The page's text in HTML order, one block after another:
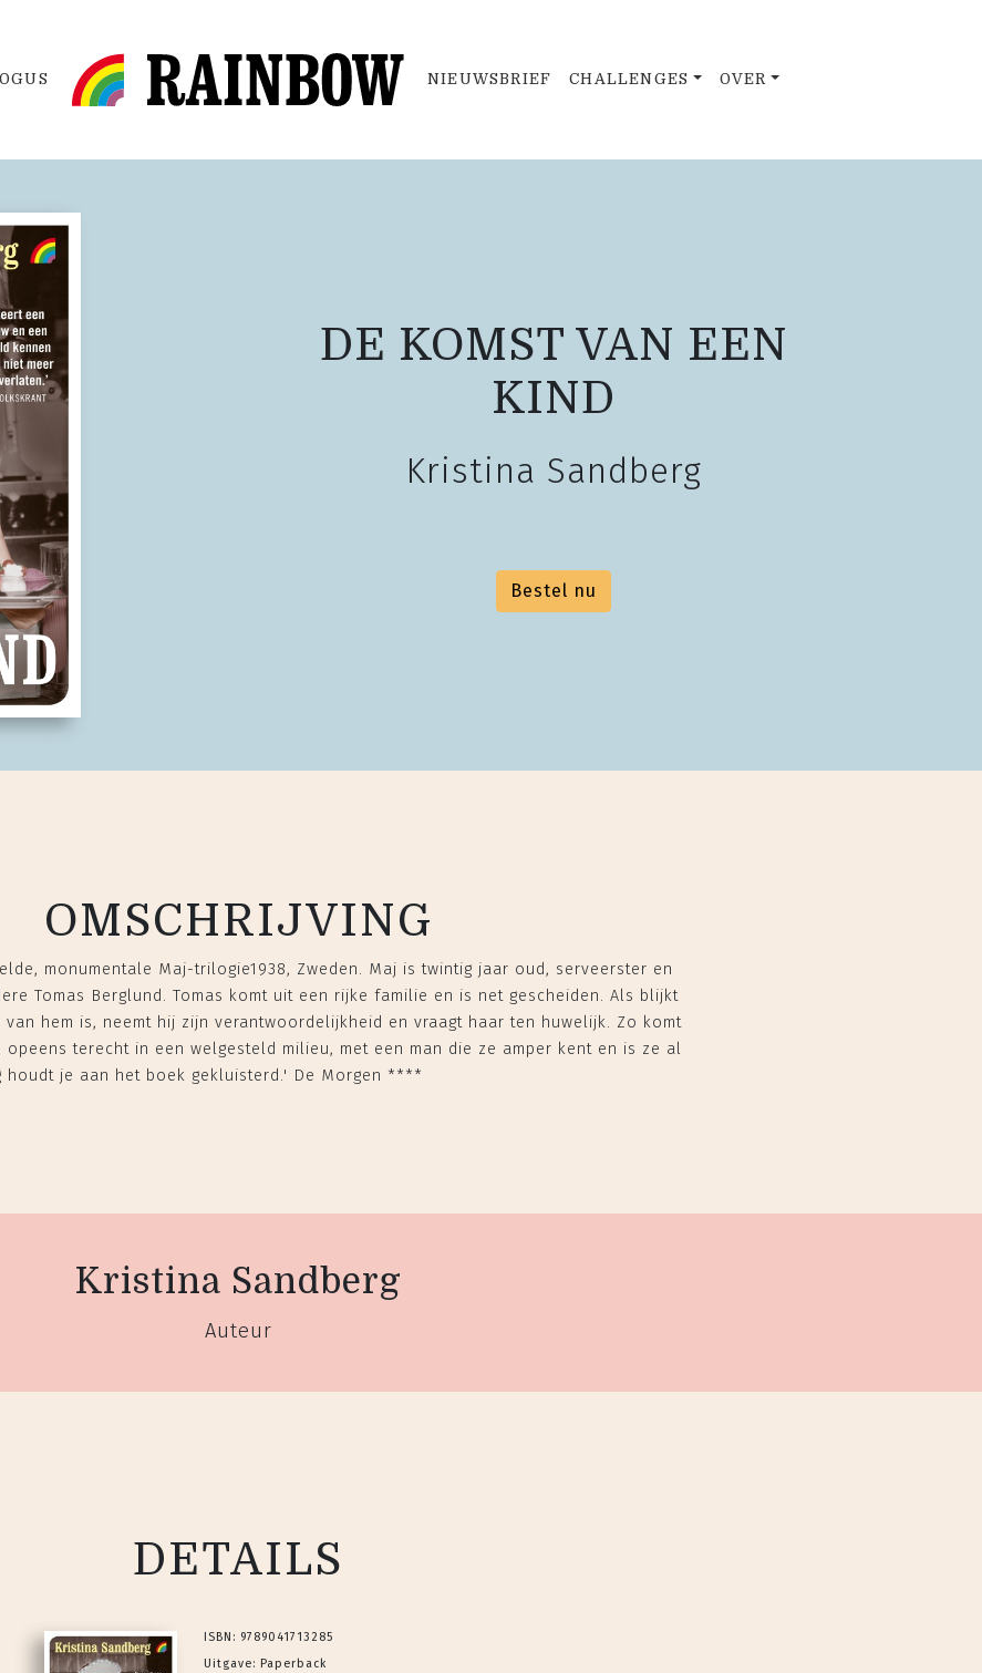
NIEUWSBRIEF CHALLENGES OVER
DE KOMST VAN EEN
KIND
Kristina Sandberg
Bestel nu
OMSCHRIJVING
monumentale Maj-trilogie1938, Zweden. Maj is twintig jaar oud, serveerster en
Tomas Berglund. Tomas komt uit een rijke familie en is net gescheiden. Als blijkt
van hem is, neemt hij zijn verantwoordelijkheid en vraagt haar ten huwelijk. Zo komt
opeens terecht in een welgesteld milieu, met een man die ze amper kent en is ze al
houdt je aan het boek gekluisterd.' De Morgen ****
Kristina Sandberg
Auteur
DETAILS
ISBN: 9789041713285
Uitgave: Paperback